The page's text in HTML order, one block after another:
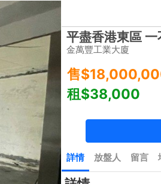
一手豪宅 豪宅市場消息
間隔